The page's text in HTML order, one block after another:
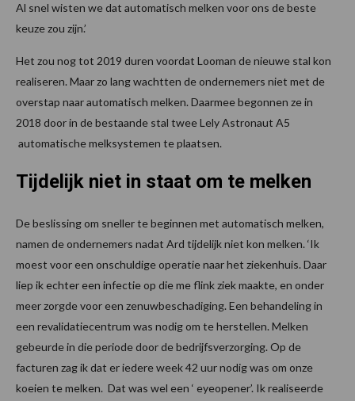
Al snel wisten we dat automatisch melken voor ons de beste
keuze zou zijn.’
Het zou nog tot 2019 duren voordat Looman de nieuwe stal kon
realiseren. Maar zo lang wachtten de ondernemers niet met de
overstap naar automatisch melken. Daarmee begonnen ze in
2018 door in de bestaande stal twee Lely Astronaut A5
automatische melksystemen te plaatsen.
Tijdelijk niet in staat om te melken
De beslissing om sneller te beginnen met automatisch melken,
namen de ondernemers nadat Ard tijdelijk niet kon melken. ‘Ik
moest voor een onschuldige operatie naar het ziekenhuis. Daar
liep ik echter een infectie op die me flink ziek maakte, en onder
meer zorgde voor een zenuwbeschadiging. Een behandeling in
een revalidatiecentrum was nodig om te herstellen. Melken
gebeurde in die periode door de bedrijfsverzorging. Op de
facturen zag ik dat er iedere week 42 uur nodig was om onze
koeien te melken. Dat was wel een ‘ eyeopener’. Ik realiseerde